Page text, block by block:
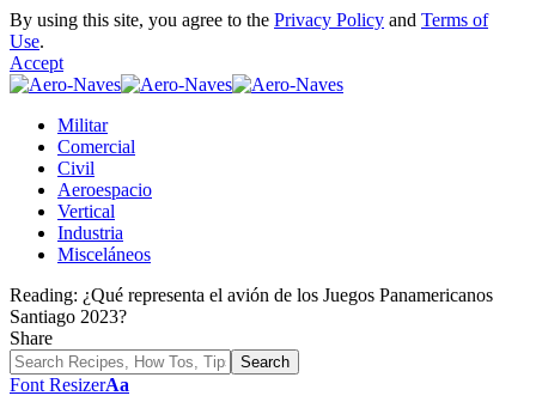
By using this site, you agree to the Privacy Policy and Terms of
Use.
Accept
Militar
Comercial
Civil
Aeroespacio
Vertical
Industria
Misceláneos
Reading: ¿Qué representa el avión de los Juegos Panamericanos
Santiago 2023?
Share
Font ResizerAa